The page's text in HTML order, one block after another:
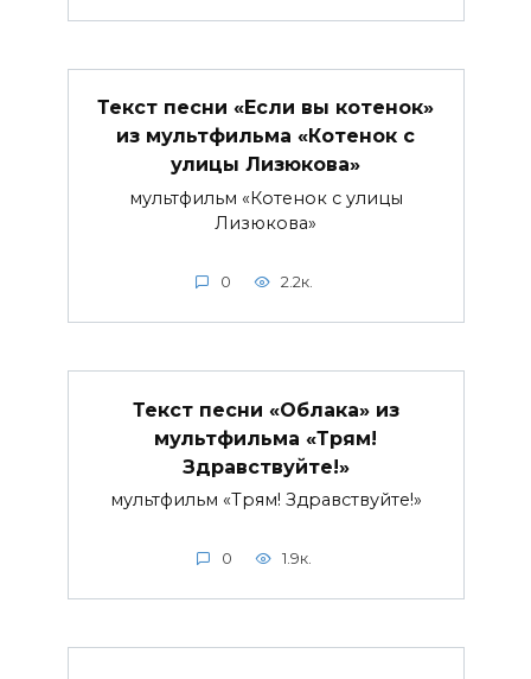
Текст песни «Если вы котенок»
из мультфильма «Котенок с
улицы Лизюкова»
мультфильм «Котенок с улицы
Лизюкова»
0 2.2к.
Текст песни «Облака» из
мультфильма «Трям!
Здравствуйте!»
мультфильм «Трям! Здравствуйте!»
0 1.9к.